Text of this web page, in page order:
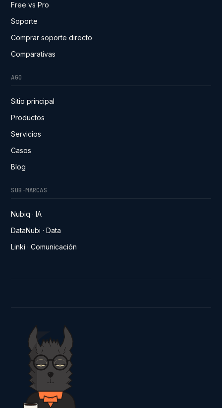
Free vs Pro
Soporte
Comprar soporte directo
Comparativas
AGO
Sitio principal
Productos
Servicios
Casos
Blog
SUB-MARCAS
Nubiq · IA
DataNubi · Data
Linki · Comunicación